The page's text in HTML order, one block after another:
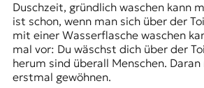
Duschzeit, gründlich waschen kann
ist schon, wenn man sich über der
mit einer Wasserflasche waschen
mal vor: Du wäschst dich über der
herum sind überall Menschen.
erstmal gewöhnen.